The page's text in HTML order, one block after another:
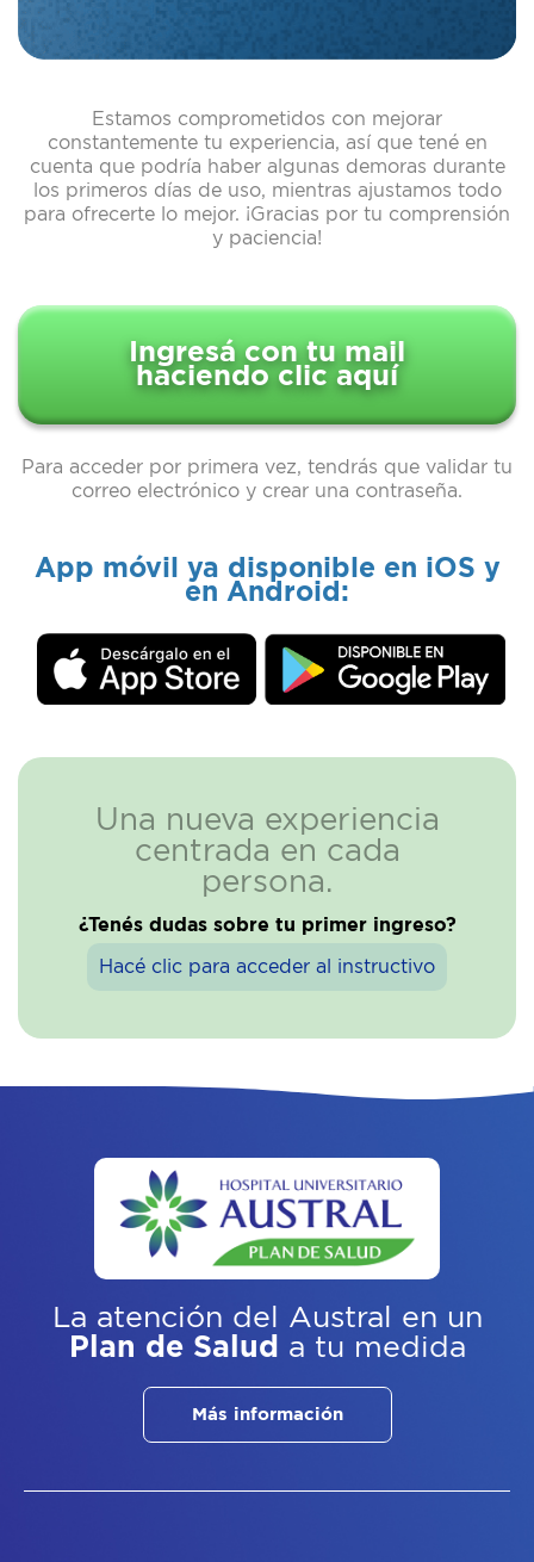
Estamos comprometidos con mejorar
constantemente tu experiencia, así que tené en
cuenta que podría haber algunas demoras durante
los primeros días de uso, mientras ajustamos todo
para ofrecerte lo mejor. ¡Gracias por tu comprensión
y paciencia!
Ingresá con tu mail
haciendo clic aquí
Para acceder por primera vez, tendrás que validar tu
correo electrónico y crear una contraseña.
App móvil ya disponible en iOS y
en Android:
Una nueva experiencia
centrada en cada
persona.
¿Tenés dudas sobre tu primer ingreso?
Hacé clic para acceder al instructivo
La atención del Austral
en un
Plan de Salud a tu medida
Más información